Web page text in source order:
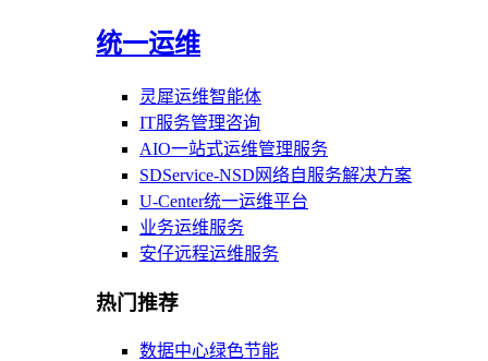
统一运维
灵犀运维智能体
IT服务管理咨询
AIO一站式运维管理服务
SDService-NSD网络自服务解决方案
U-Center统一运维平台
业务运维服务
安仔远程运维服务
热门推荐
数据中心绿色节能